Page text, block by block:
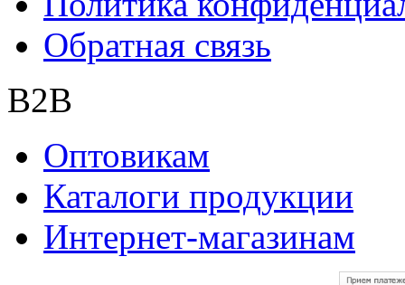
Обратная связь
B2B
Оптовикам
Каталоги продукции
Интернет-магазинам